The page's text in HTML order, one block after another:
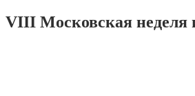
VIII Московская неделя